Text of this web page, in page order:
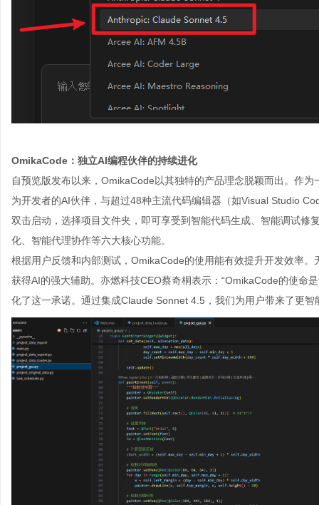
OmikaCode ：独立AI编程伙伴的持续进化
自预览版发布以来，OmikaCode以其独特的产品理念脱颖而出。作
为开发者的AI伙伴，与超过48种主流代码编辑器（如Visual Studio
双击启动，选择项目文件夹，即可享受到智能代码生成、智能调试修
化、智能代理协作等六大核心功能。
根据用户反馈和内部测试，OmikaCode的使用能有效提升开发效率
获得AI的强大辅助。亦燃科技CEO蔡奇桐表示：“OmikaCode的使命
化了这一承诺。通过集成Claude Sonnet 4.5，我们为用户带来了更智